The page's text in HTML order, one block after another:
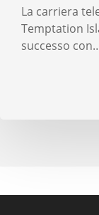
La carriera
Temptation
successo